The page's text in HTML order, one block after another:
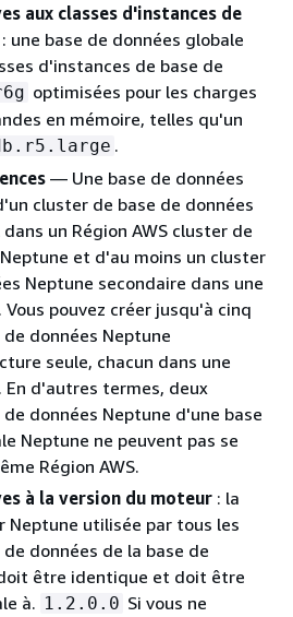
aux classes d'instances de
: une base de données globale
d'instances de base de
optimisées pour les charges
en mémoire, telles qu'un
.
— Une base de données
cluster de base de données
un Région AWS cluster de
et d'au moins un cluster
Neptune secondaire dans une
pouvez créer jusqu'à cinq
données Neptune
seule, chacun dans une
d'autres termes, deux
données Neptune d'une base
Neptune ne peuvent pas se
Région AWS.
à la version du moteur : la
Neptune utilisée par tous les
données de la base de
être identique et doit être
à. 1.2.0.0 Si vous ne